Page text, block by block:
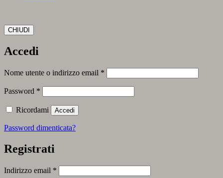
CHIUDI
Accedi
Nome utente o indirizzo email *
Password *
Ricordami Accedi
Password dimenticata?
Registrati
Indirizzo email *